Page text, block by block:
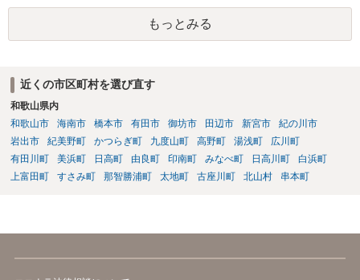
もっとみる
近くの市区町村を選び直す
和歌山県内
和歌山市
海南市 橋本市 有田市 御坊市 田辺市 新宮市
紀の川市
岩出市
紀美野町 かつらぎ町 九度山町 高野町 湯浅町
広川町
有田川町
美浜町 日高町 由良町 印南町 みなべ町 日高川町
白浜町
上富田町
すさみ町 那智勝浦町 太地町 古座川町 北山村 串本町